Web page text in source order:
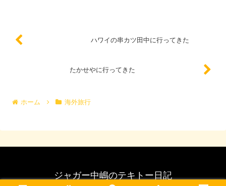
ハワイの串カツ田中に行ってきた
たかせやに行ってきた
ホーム 海外旅行
ジャガー中嶋のテキトー日記